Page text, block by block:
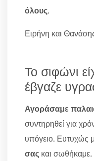
όλους.
Ειρήνη και
Το σιφώνι
έβγαζε
Αγοράσαμε
συντηρηθεί για
υπόγειο. Ευτυχώς
σας και